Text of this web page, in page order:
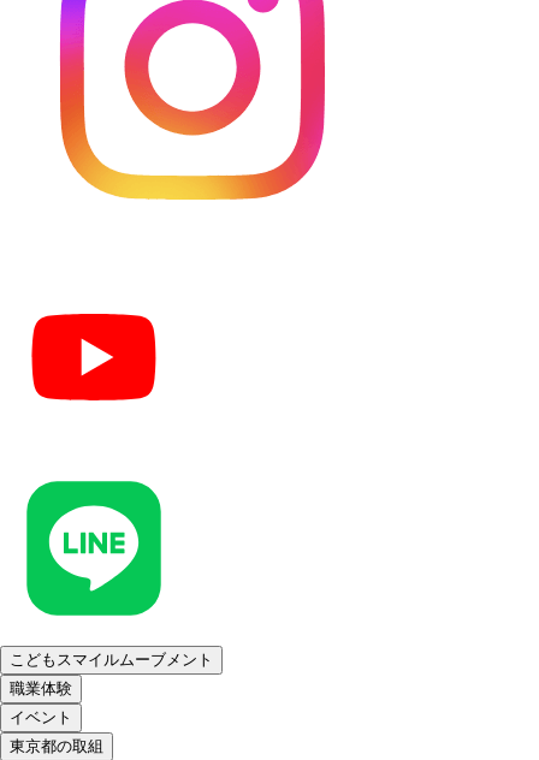
こどもスマイルムーブメント
職業体験
イベント
東京都の取組